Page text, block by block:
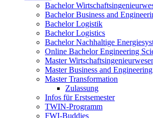
Bachelor
Bachelor Business and
Bachelor Logistik
Bachelor Logistics
Bachelor Nachhaltige
Online Bachelor Engineering
Master
Master Business and Engineering
Master Transformation
Zulassung
Infos für Erstsemester
TWIN-Programm
FWI-Buddies